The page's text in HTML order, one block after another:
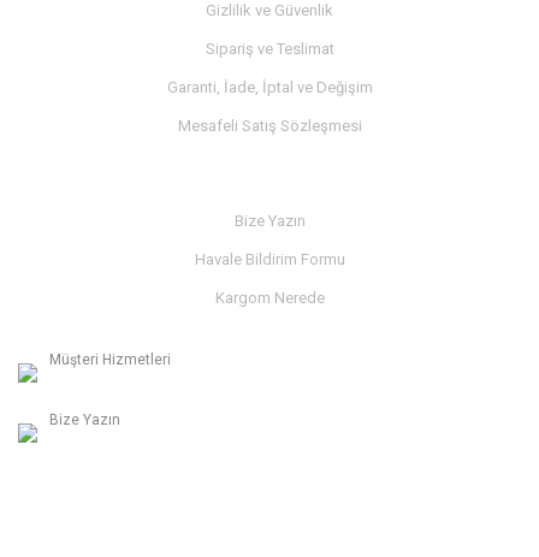
Gizlilik ve Güvenlik
Sipariş ve Teslimat
Garanti, İade, İptal ve Değişim
Mesafeli Satış Sözleşmesi
Bize Yazın
Havale Bildirim Formu
Kargom Nerede
Müşteri Hizmetleri
Bize Yazın